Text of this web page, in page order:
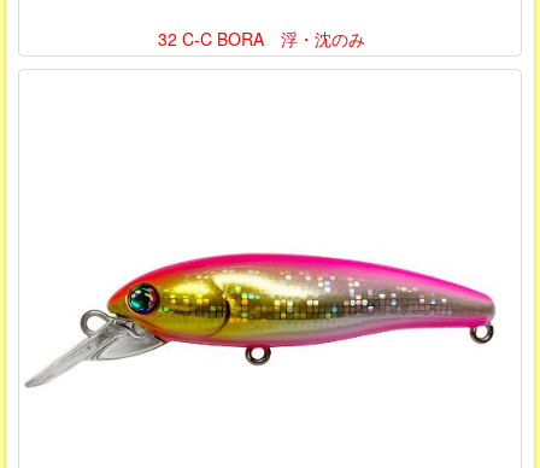
32 C-C BORA 浮・沈のみ